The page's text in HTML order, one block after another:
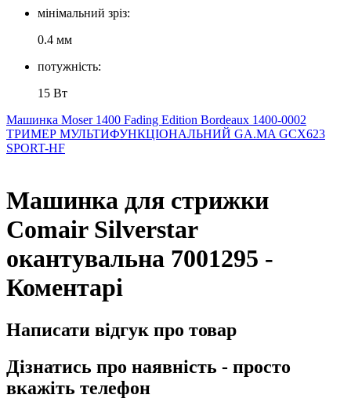
мінімальний зріз:
0.4 мм
потужність:
15 Вт
Машинка Moser 1400 Fading Edition Bordeaux 1400-0002
ТРИМЕР МУЛЬТИФУНКЦІОНАЛЬНИЙ GA.MA GCX623
SPORT-HF
Машинка для стрижки
Comair Silverstar
окантувальна 7001295 -
Коментарі
Написати відгук про товар
Дізнатись про наявність - просто
вкажіть телефон